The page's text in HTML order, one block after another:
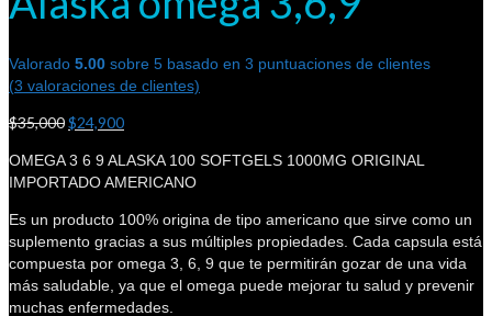
Valorado 5.00 sobre 5 basado en 3 puntuaciones de clientes
(3 valoraciones de clientes)
$35,000$24,900
OMEGA 3 6 9 ALASKA 100 SOFTGELS 1000MG ORIGINAL
IMPORTADO AMERICANO
Es un producto 100% origina de tipo americano que sirve como un
suplemento gracias a sus múltiples propiedades. Cada capsula está
compuesta por omega 3, 6, 9 que te permitirán gozar de una vida
más saludable, ya que el omega puede mejorar tu salud y prevenir
muchas enfermedades.